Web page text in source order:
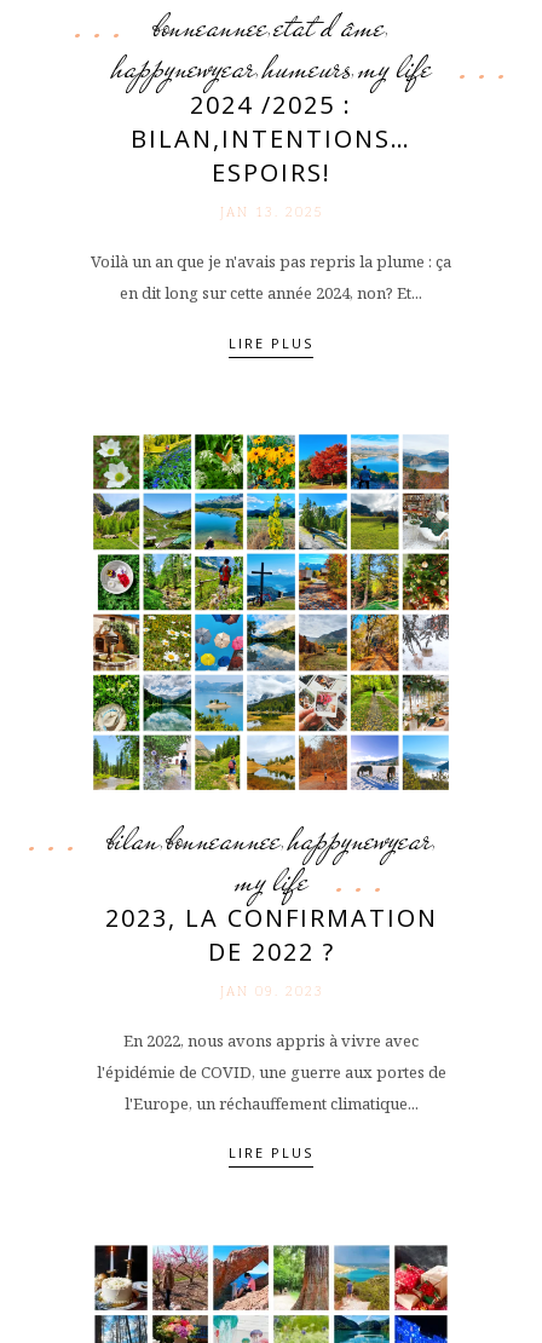
bonneannee,etat d'âme,
happynewyear,humeurs, my life
2024 /2025 :
BILAN,INTENTIONS…
ESPOIRS!
JAN 13. 2025
Voilà un an que je n'avais pas repris la plume : ça
en dit long sur cette année 2024, non? Et...
LIRE PLUS
bilan,bonneannee,happynewyear,
my life
2023, LA CONFIRMATION
DE 2022 ?
JAN 09. 2023
En 2022, nous avons appris à vivre avec
l'épidémie de COVID, une guerre aux portes de
l'Europe, un réchauffement climatique...
LIRE PLUS